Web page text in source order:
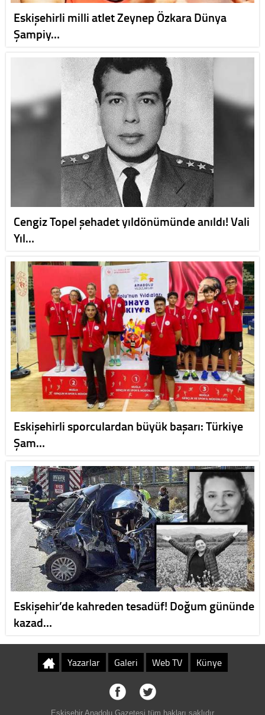
Eskişehirli milli atlet Zeynep Özkara Dünya
Şampiy…
Cengiz Topel şehadet yıldönümünde anıldı! Vali
Yıl…
Eskişehirli sporculardan büyük başarı: Türkiye
Şam…
Eskişehir’de kahreden tesadüf! Doğum gününde
kazad…
Yazarlar Galeri Web TV Künye
Eskişehir Anadolu Gazetesi tüm hakları saklıdır